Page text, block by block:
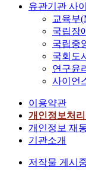
유관기관 사
교육부
국립장
국립중
국회도
연구윤
사이언
이용약관
개인정보처
개인정보 재
기관소개
저작물 게시